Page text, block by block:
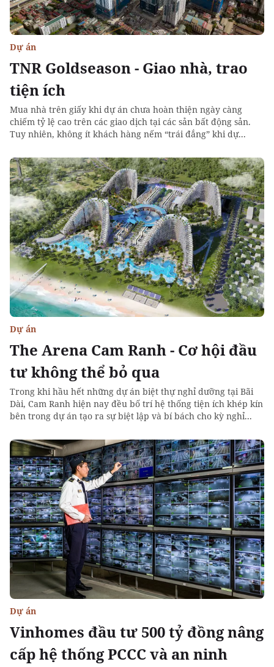
TNR Goldseason - Giao nhà, trao
tiện ích
Dự án
Mua nhà trên giấy khi dự án chưa hoàn thiện ngày càng
chiếm tỷ lệ cao trên các giao dịch tại các sản bất động sản.
Tuy nhiên, không ít khách hàng nếm “trái đắng” khi dự...
The Arena Cam Ranh - Cơ hội đầu
tư không thể bỏ qua
Dự án
Trong khi hầu hết những dự án biệt thự nghỉ dưỡng tại Bãi
Dài, Cam Ranh hiện nay đều bố trí hệ thống tiện ích khép kín
bên trong dự án tạo ra sự biệt lập và bí bách cho kỳ nghỉ...
Vinhomes đầu tư 500 tỷ đồng nâng
cấp hệ thống PCCC và an ninh
Dự án